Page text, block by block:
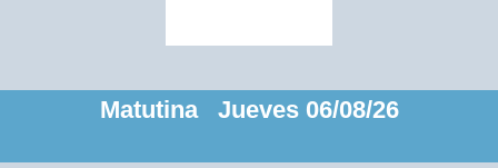
Matutina Jueves 06/08/26